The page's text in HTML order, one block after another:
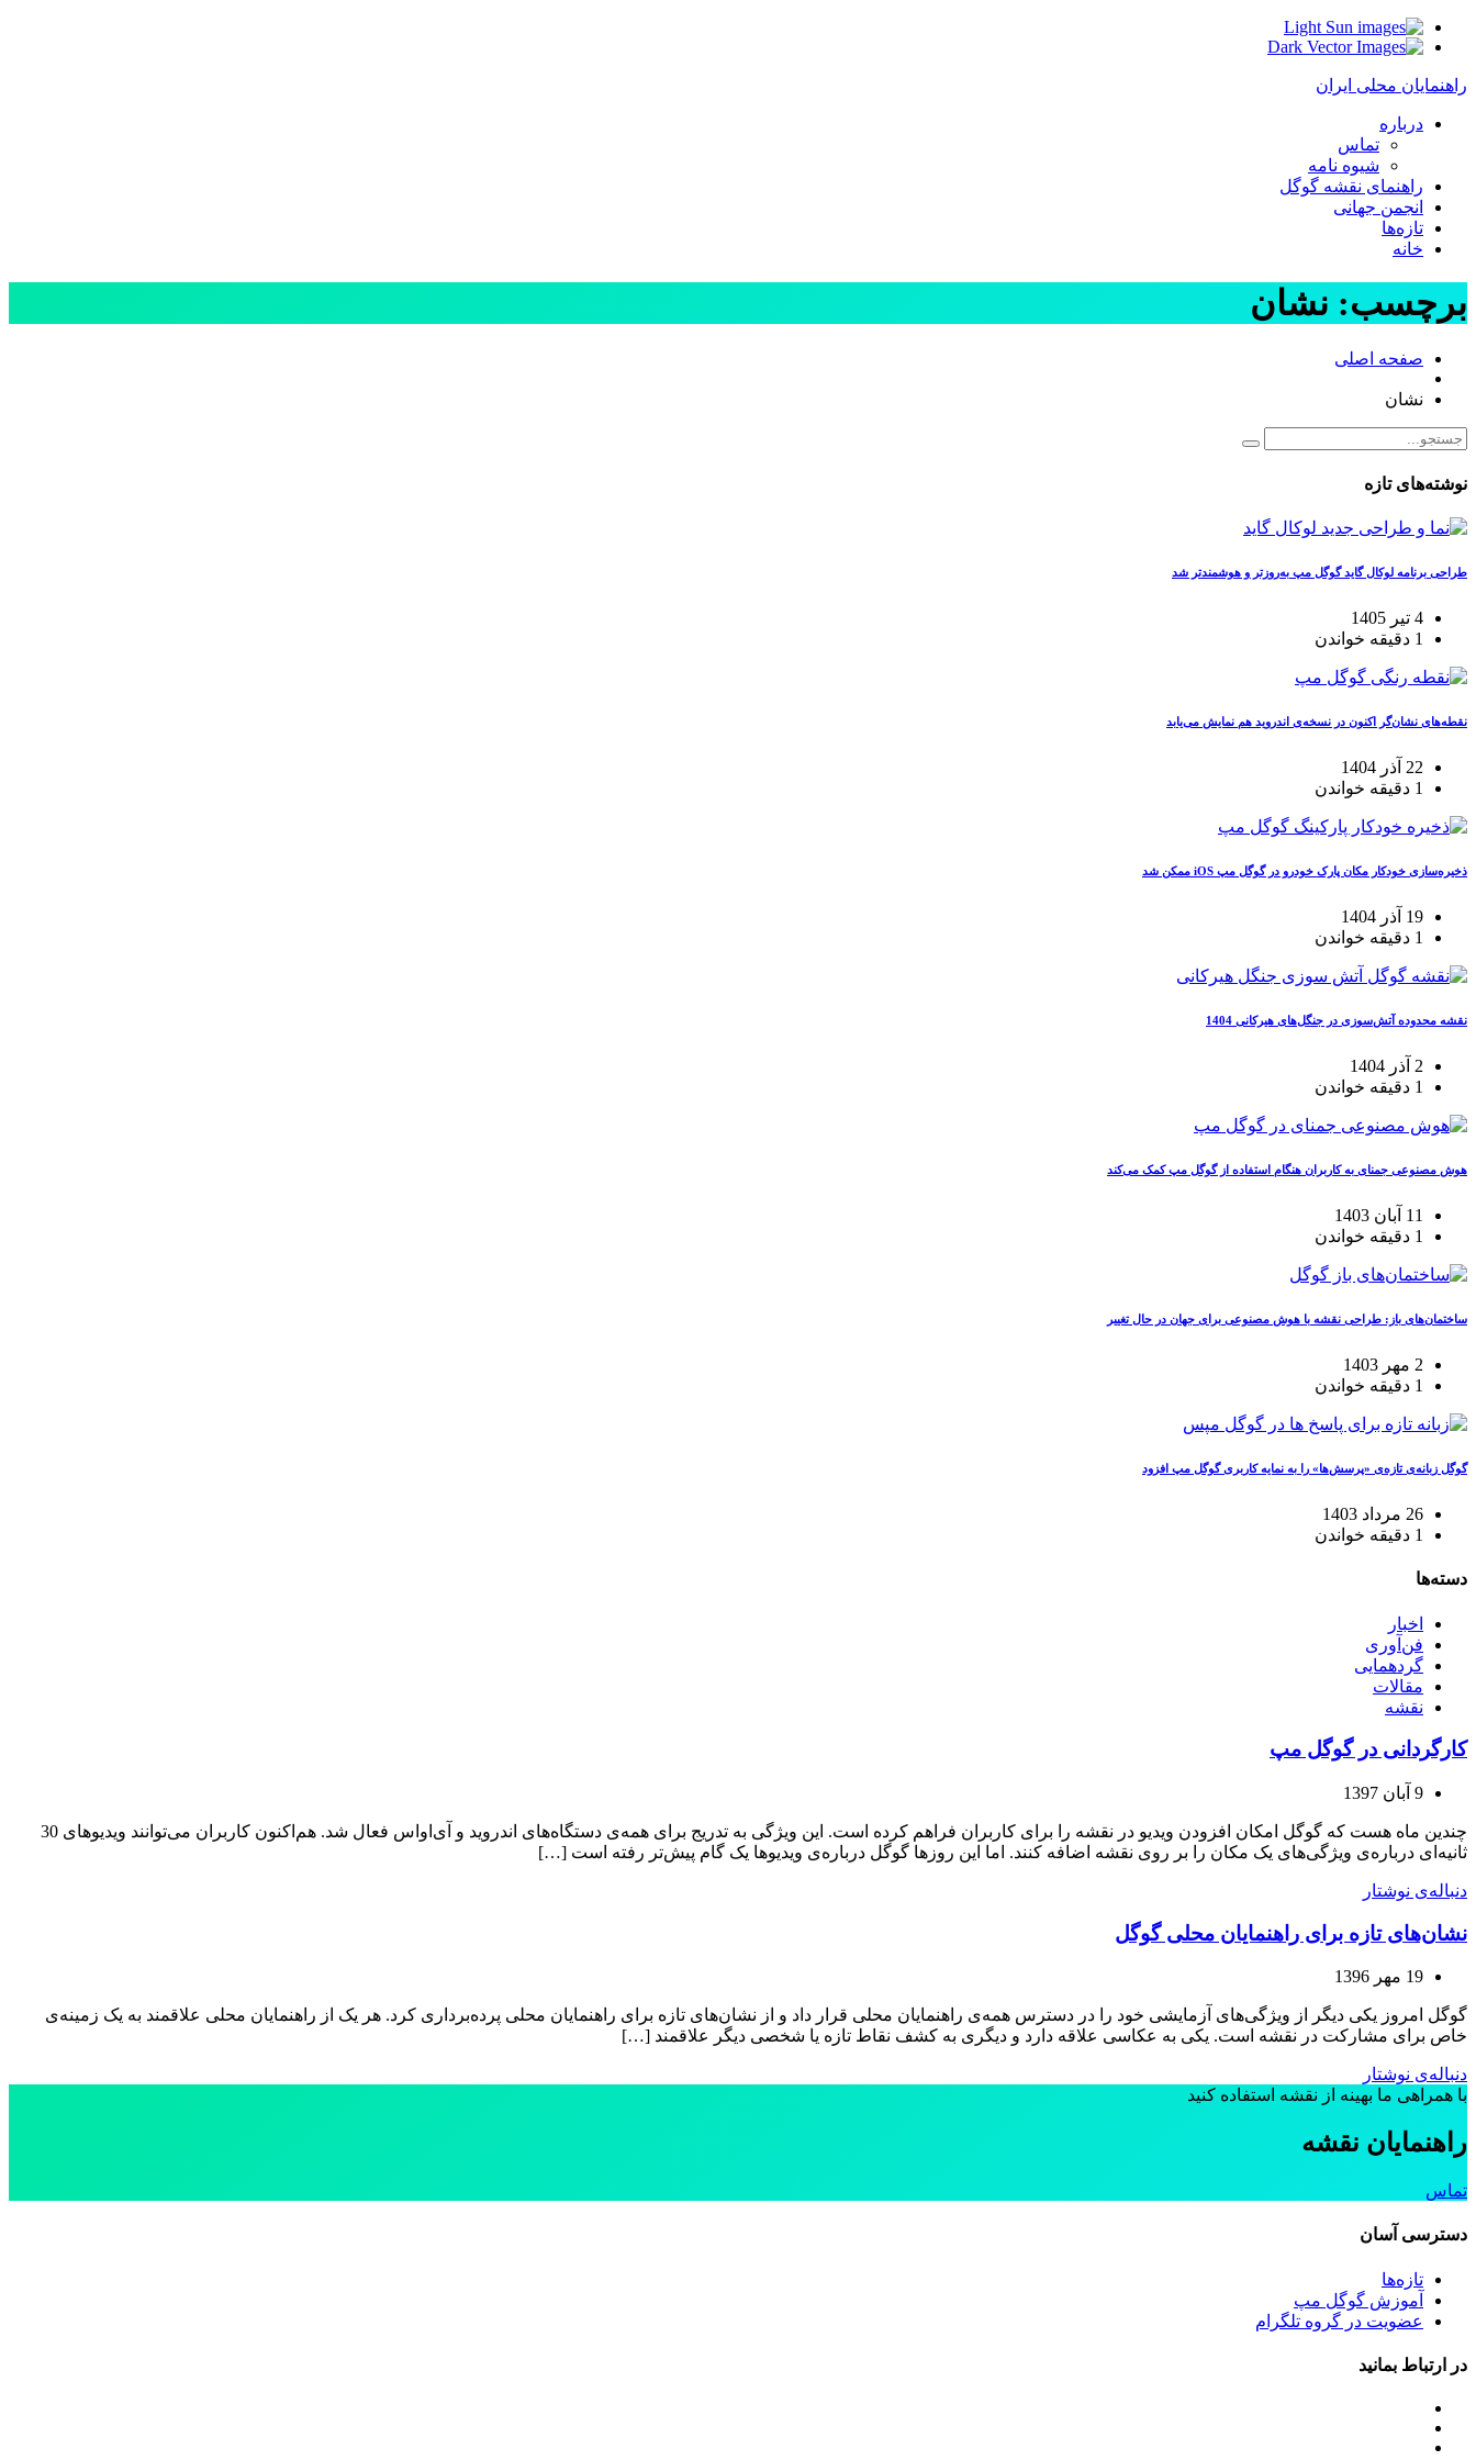
Light
Dark
راهنمایان محلی ایران
درباره
تماس
شیوه نامه
راهنمای نقشه گوگل
انجمن جهانی
تازه‌ها
خانه
برچسب: نشان
صفحه اصلی
نشان
نوشته‌های تازه
طراحی برنامه لوکال گاید گوگل مپ به‌روزتر و هوشمندتر شد
4 تیر 1405
1 دقیقه خواندن
نقطه‌های نشان‌گر اکنون در نسخه‌ی اندروید هم نمایش می‌یابد
22 آذر 1404
1 دقیقه خواندن
ذخیره‌سازی خودکار مکان پارک خودرو در گوگل مپ iOS ممکن شد
19 آذر 1404
1 دقیقه خواندن
نقشه محدوده آتش‌سوزی در جنگل‌های هیرکانی 1404
2 آذر 1404
1 دقیقه خواندن
هوش مصنوعی جمنای به کاربران هنگام استفاده از گوگل مپ کمک می‌کند
11 آبان 1403
1 دقیقه خواندن
ساختمان‌های باز: طراحی نقشه با هوش مصنوعی برای جهان در حال تغییر
2 مهر 1403
1 دقیقه خواندن
گوگل زبانه‌ی تازه‌ی «پرسش‌ها» را به نمایه کاربری گوگل مپ افزود
26 مرداد 1403
1 دقیقه خواندن
دسته‌ها
اخبار
فن‌آوری
گردهمایی
مقالات
نقشه
کارگردانی در گوگل مپ
9 آبان 1397
چندین ماه هست که گوگل امکان افزودن ویدیو در نقشه را برای کاربران فراهم کرده است. این ویژگی به تدریج برای همه‌ی دستگاه‌های اندروید و آی‌اواس فعال شد. هم‌اکنون کاربران می‌توانند ویدیوهای 30
ثانیه‌ای درباره‌ی ویژگی‌های یک مکان را بر روی نقشه اضافه کنند. اما این روزها گوگل درباره‌ی ویدیوها یک گام پیش‌تر رفته است […]
دنباله‌ی نوشتار
نشان‌های تازه برای راهنمایان محلی گوگل
19 مهر 1396
گوگل امروز یکی دیگر از ویژگی‌های آزمایشی خود را در دسترس همه‌ی راهنمایان محلی قرار داد و از نشان‌های تازه برای راهنمایان محلی پرده‌برداری کرد. هر یک از راهنمایان محلی علاقمند به یک زمینه‌ی
خاص برای مشارکت در نقشه است. یکی به عکاسی علاقه دارد و دیگری به کشف نقاط تازه یا شخصی دیگر علاقمند […]
دنباله‌ی نوشتار
با همراهی ما بهینه از نقشه استفاده کنید
راهنمایان نقشه
تماس
دسترسی آسان
تازه‌ها
آموزش گوگل مپ
عضویت در گروه تلگرام
در ارتباط بمانید